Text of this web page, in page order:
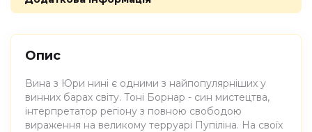
Опис
Вина з Юри нині є одними з найпопулярніших у
винних барах світу. Тоні Борнар - син мистецтва,
інтерпретатор регіону з повною свободою
вираження на великому терруарі Пупіліна. На своїх